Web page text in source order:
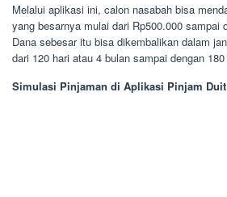
Melalui aplikasi ini, calon nasabah bisa
yang besarnya mulai dari Rp500.000 sampai
Dana sebesar itu bisa dikembalikan dalam
dari 120 hari atau 4 bulan sampai dengan
Simulasi Pinjaman di Aplikasi Pinjam Duit